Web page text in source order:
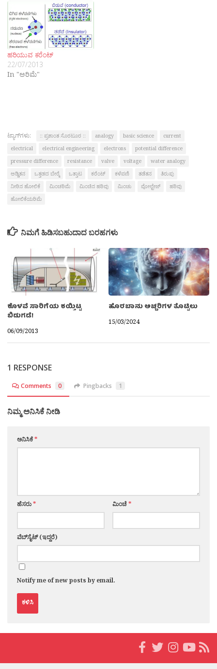
ಹರಿಯುವ ಕರೆಂಟ್
22/07/2013
In "ಅರಿಮೆ"
ಟ್ಯಾಗ್‌ಗಳು: :: ಪ್ರಶಾಂತ ಸೊರಟೂರ :: analogy basic science
current
electrical
electrical engineering electrons
potential difference
pressure difference
resistance valve voltage
water analogy
ಅಡ್ಡಿತನ
ಒತ್ತಡದ ಬೇರ‍್ಮೆ ಒತ್ತಾಟ ಕರೆಂಟ್ ಕಳೆವಣಿ ತಡೆತನ
ತಿರುಪು
ನೀರಿನ ಹೋಲಿಕೆ
ಮಿಂಚರಿಮೆ ಮಿಂಚಿನ ಹರಿವು ಮಿಂಚು ವೋಲ್ಟೇಜ್
ಹರಿವು
ಹೋಲಿಕೆಯರಿಮೆ
ನಿಮಗೆ ಹಿಡಿಸಬಹುದಾದ ಬರಹಗಳು
ಕೊಳವೆ ಸಾರಿಗೆಯ ಕಯ್ತಿಟ್ಟ
ಬಿಡುಗಡೆ!
06/09/2013
ಹೊರಬಾನು ಅಚ್ಚರಿಗಳ ತೊಟ್ಟಿಲು
15/03/2024
1 RESPONSE
Comments 0 Pingbacks 1
ನಿಮ್ಮ ಅನಿಸಿಕೆ ನೀಡಿ
ಅನಿಸಿಕೆ*
ಹೆಸರು* ಮಿಂಚೆ*
ವೆಬ್‌ಸೈಟ್ (ಇದ್ದರೆ)
Notify me of new posts by email.